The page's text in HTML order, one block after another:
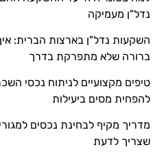
נדל"ן מעמיקה
השקעות נדל"ן בארצות הברית:
ברורה שלא מתפרקת בדרך
טיפים מקצועיים לניתוח נכסי
להפחית מסים ביעילות
מדריך מקיף לבחינת נכסים
שצריך לדעת